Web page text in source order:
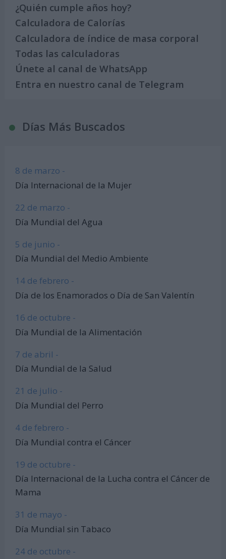
¿Quién cumple años hoy?
Calculadora de Calorías
Calculadora de índice de masa corporal
Todas las calculadoras
Únete al canal de WhatsApp
Entra en nuestro canal de Telegram
Días Más Buscados
8 de marzo -
Día Internacional de la Mujer
22 de marzo -
Día Mundial del Agua
5 de junio -
Día Mundial del Medio Ambiente
14 de febrero -
Día de los Enamorados o Día de San Valentín
16 de octubre -
Día Mundial de la Alimentación
7 de abril -
Día Mundial de la Salud
21 de julio -
Día Mundial del Perro
4 de febrero -
Día Mundial contra el Cáncer
19 de octubre -
Día Internacional de la Lucha contra el Cáncer de
Mama
31 de mayo -
Día Mundial sin Tabaco
24 de octubre -